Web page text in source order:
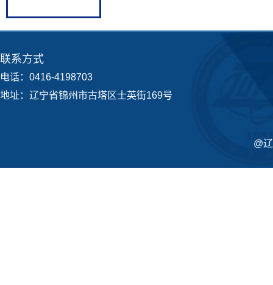
联系方式
电话：0416-4198703
地址：辽宁省锦州市古塔区士英街169号
@